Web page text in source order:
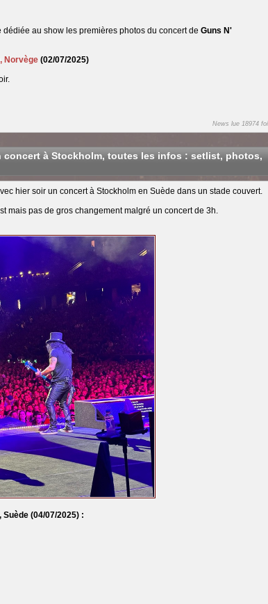
au show les premières photos du concert de Guns N'
Norvège (02/07/2025)
News lue 18974
concert à Stockholm, toutes les infos : setlist, photos,
hier soir un concert à Stockholm en Suède dans un stade couvert.
mais pas de gros changement malgré un concert de 3h.
Suède (04/07/2025) :